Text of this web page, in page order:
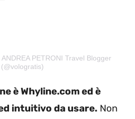
PETRONI Travel Blogger
(@vologratis)
è Whyline.com ed è
intuitivo da usare. Non